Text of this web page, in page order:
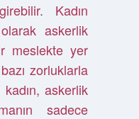
Kadın
askerlik
meslekte yer
zorluklarla
askerlik
sadece